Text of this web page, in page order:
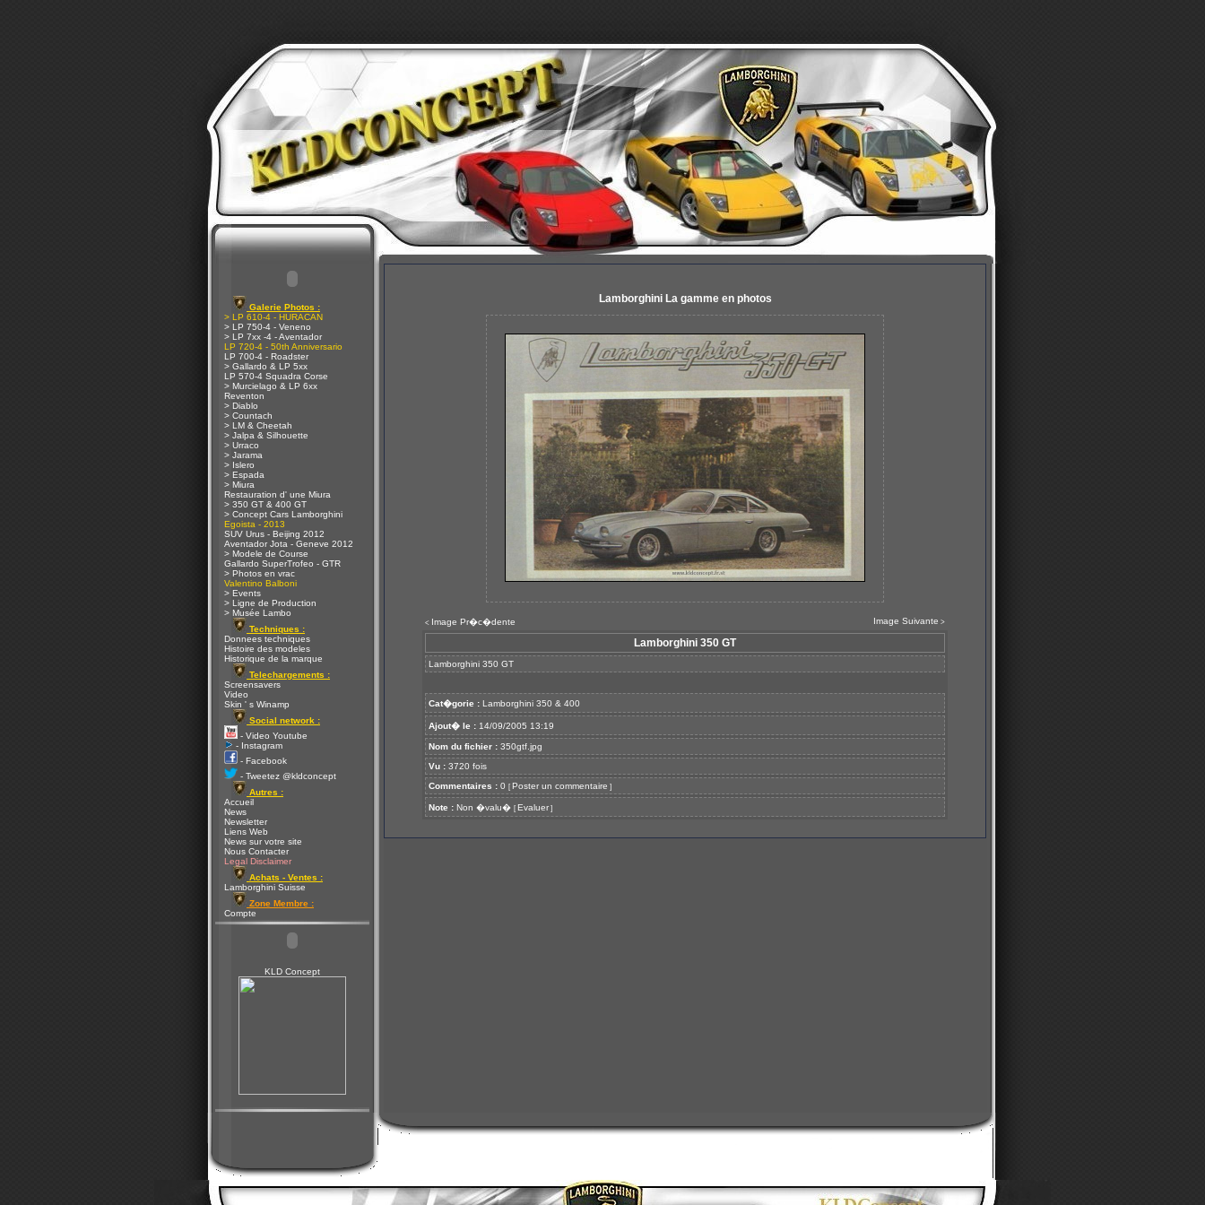
Galerie Photos :
> LP 610-4 - HURACAN
> LP 750-4 - Veneno
> LP 7xx -4 - Aventador
LP 720-4 - 50th Anniversario
LP 700-4 - Roadster
> Gallardo & LP 5xx
LP 570-4 Squadra Corse
> Murcielago & LP 6xx
Reventon
> Diablo
> Countach
> LM & Cheetah
> Jalpa & Silhouette
> Urraco
> Jarama
> Islero
> Espada
> Miura
Restauration d' une Miura
> 350 GT & 400 GT
> Concept Cars Lamborghini
Egoista - 2013
SUV Urus - Beijing 2012
Aventador Jota - Geneve 2012
> Modele de Course
Gallardo SuperTrofeo - GTR
> Photos en vrac
Valentino Balboni
> Events
> Ligne de Production
> Musée Lambo
Techniques :
Donnees techniques
Histoire des modeles
Historique de la marque
Telechargements :
Screensavers
Video
Skin ' s Winamp
Social network :
- Video Youtube
- Instagram
- Facebook
- Tweetez @kldconcept
Autres :
Accueil
News
Newsletter
Liens Web
News sur votre site
Nous Contacter
Legal Disclaimer
Achats - Ventes :
Lamborghini Suisse
Zone Membre :
Compte
KLD Concept
Lamborghini La gamme en photos
< Image Pr�c�dente Image Suivante >
Lamborghini 350 GT
Lamborghini 350 GT
Cat�gorie : Lamborghini 350 & 400
Ajout� le : 14/09/2005 13:19
Nom du fichier : 350gtf.jpg
Vu : 3720 fois
Commentaires : 0 [ Poster un commentaire ]
Note : Non �valu� [ Evaluer ]